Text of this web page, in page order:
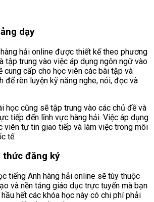
dạy
hải online được thiết kế theo phương
tập trung vào việc áp dụng ngôn ngữ vào
cung cấp cho học viên các bài tập và
để rèn luyện kỹ năng nghe, nói, đọc và
học cũng sẽ tập trung vào các chủ đề và
tiếp đến lĩnh vực hàng hải. Việc áp dụng
viên tự tin giao tiếp và làm việc trong môi
tế.
thức đăng ký
tiếng Anh hàng hải online sẽ tùy thuộc
và nền tảng giáo dục trực tuyến mà bạn
hết các khóa học này có chi phí phải